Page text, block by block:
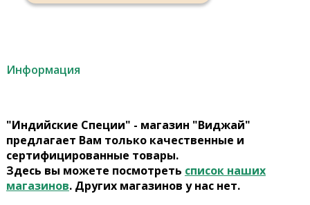
Информация
"Индийские Специи" - магазин "Виджай"
предлагает Вам только качественные и
сертифицированные товары.
Здесь вы можете посмотреть список наших
магазинов. Других магазинов у нас нет.